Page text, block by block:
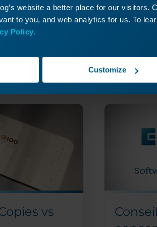
website a better place for our visitors.
to you, and web analytics for us. To
Policy.
Customize
nos
Dot Pointer
vs